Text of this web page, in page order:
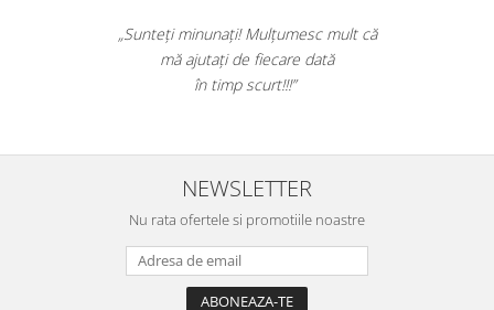
Accesorii prezentare
Table magnetice (whiteboard-uri)
Gadgeturi mobile
Adaptoare de calatorie
Baterii si acumulatori
Cabluri si conectivitate
„Sunteți minunați! Mulțumesc mult că
mă ajutați de fiecare dată
în timp scurt!!!”
NEWSLETTER
Nu rata ofertele si promotiile noastre